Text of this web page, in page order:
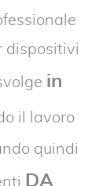
dispositivi
in
il lavoro
quindi
DA